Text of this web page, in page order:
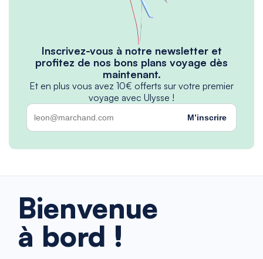
Inscrivez-vous à notre newsletter et
profitez de nos bons plans voyage dès
maintenant.
Et en plus vous avez 10€ offerts sur votre premier
voyage avec Ulysse !
M’inscrire
Bienvenue
à bord !